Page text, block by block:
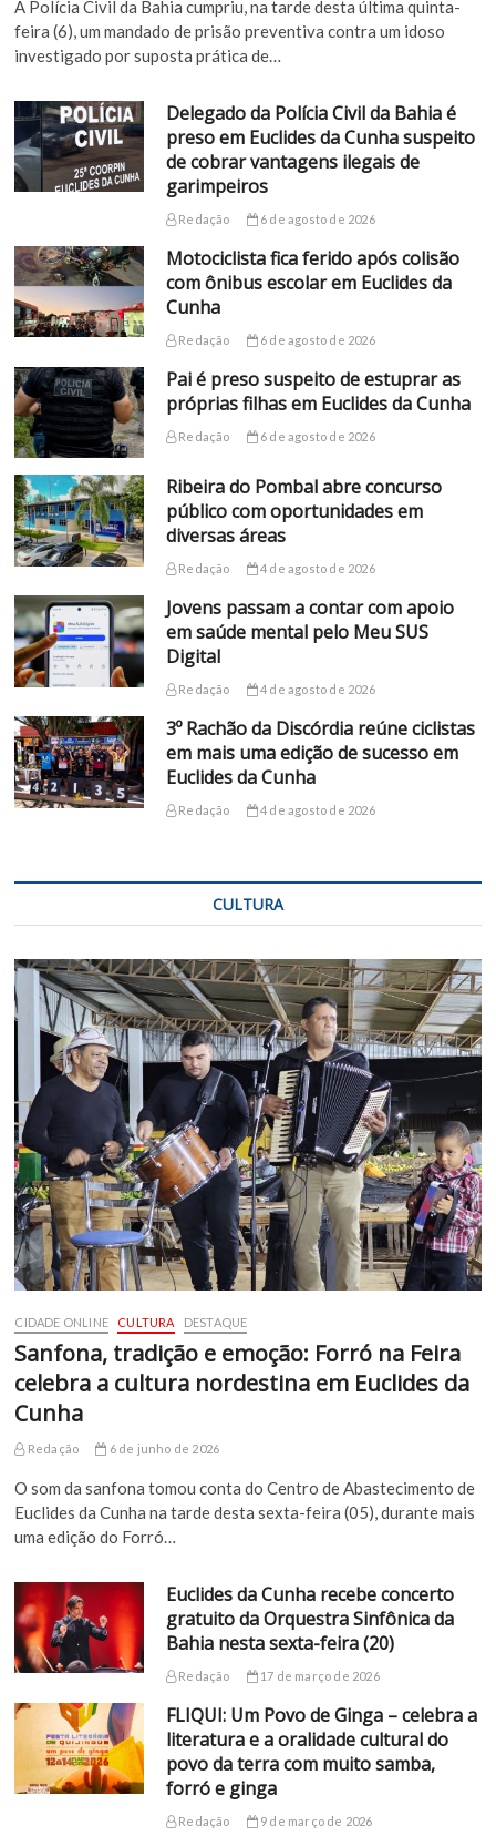
A Polícia Civil da Bahia cumpriu, na tarde desta última quinta-
feira (6), um mandado de prisão preventiva contra um idoso
investigado por suposta prática de…
Delegado da Polícia Civil da Bahia é
preso em Euclides da Cunha suspeito
de cobrar vantagens ilegais de
garimpeiros
Redação 6 de agosto de 2026
Motociclista fica ferido após colisão
com ônibus escolar em Euclides da
Cunha
Redação 6 de agosto de 2026
Pai é preso suspeito de estuprar as
próprias filhas em Euclides da Cunha
Redação 6 de agosto de 2026
Ribeira do Pombal abre concurso
público com oportunidades em
diversas áreas
Redação 4 de agosto de 2026
Jovens passam a contar com apoio
em saúde mental pelo Meu SUS
Digital
Redação 4 de agosto de 2026
3º Rachão da Discórdia reúne ciclistas
em mais uma edição de sucesso em
Euclides da Cunha
Redação 4 de agosto de 2026
CULTURA
CIDADE ONLINE CULTURA DESTAQUE
Sanfona, tradição e emoção: Forró na Feira
celebra a cultura nordestina em Euclides da
Cunha
Redação 6 de junho de 2026
O som da sanfona tomou conta do Centro de Abastecimento de
Euclides da Cunha na tarde desta sexta-feira (05), durante mais
uma edição do Forró…
Euclides da Cunha recebe concerto
gratuito da Orquestra Sinfônica da
Bahia nesta sexta-feira (20)
Redação 17 de março de 2026
FLIQUI: Um Povo de Ginga – celebra a
literatura e a oralidade cultural do
povo da terra com muito samba,
forró e ginga
Redação 9 de março de 2026